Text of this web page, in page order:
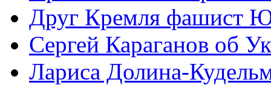
Друг Кремля фашист
Сергей Караганов об
Лариса Долина-